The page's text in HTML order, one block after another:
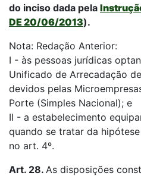
do inciso dada pela
DE 20/06/2013).
Nota: Redação Anterior:
I - às pessoas jurídicas
Unificado de Arrecadação
devidos pelas
Porte (Simples Nacional); e
II - a estabelecimento
quando se tratar da
no art. 4º.
Art. 28. As disposições